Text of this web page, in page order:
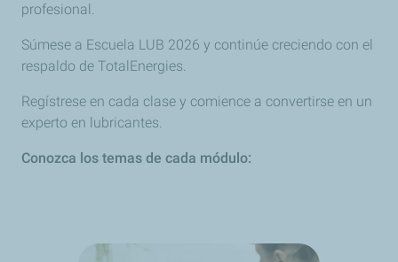
profesional.
Súmese a Escuela LUB 2026 y continúe creciendo con el
respaldo de TotalEnergies.
Regístrese en cada clase y comience a convertirse en un
experto en lubricantes.
Conozca los temas de cada módulo: